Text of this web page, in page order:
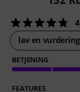
lav en
BETJENING
FEATURES